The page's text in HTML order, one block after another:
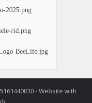
- Website with